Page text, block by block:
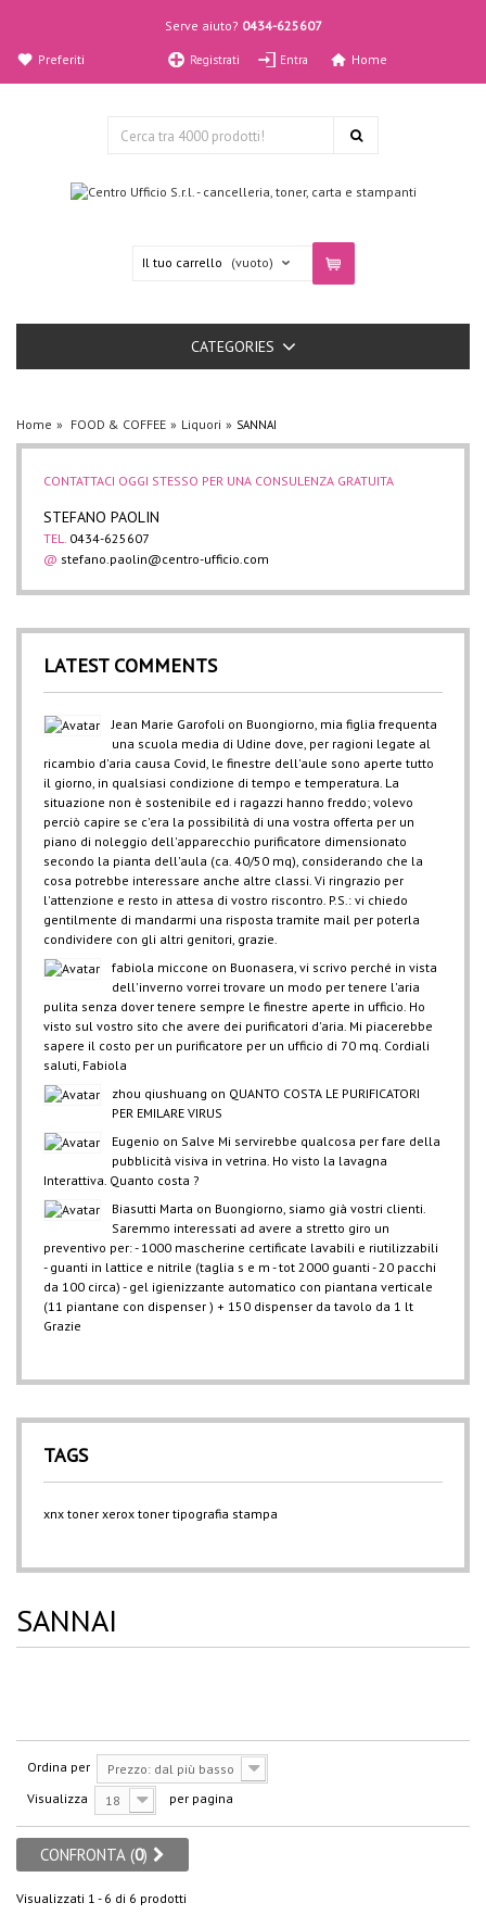
Serve aiuto? 0434-625607
Registrati Entra
Preferiti Home
Il tuo carrello (vuoto)
CATEGORIES
Home FOOD & COFFEE Liquori SANNAI
CONTATTACI OGGI STESSO PER UNA CONSULENZA GRATUITA
STEFANO PAOLIN
TEL.
0434-625607
@ stefano.paolin@centro-ufficio.com
LATEST COMMENTS
Jean Marie Garofoli on Buongiorno, mia figlia frequenta
una scuola media di Udine dove, per ragioni legate al
ricambio d'aria causa Covid, le finestre dell'aule sono aperte tutto
il giorno, in qualsiasi condizione di tempo e temperatura. La
situazione non è sostenibile ed i ragazzi hanno freddo; volevo
perciò capire se c'era la possibilità di una vostra offerta per un
piano di noleggio dell'apparecchio purificatore dimensionato
secondo la pianta dell'aula (ca. 40/50 mq), considerando che la
cosa potrebbe interessare anche altre classi. Vi ringrazio per
l'attenzione e resto in attesa di vostro riscontro. P.S.: vi chiedo
gentilmente di mandarmi una risposta tramite mail per poterla
condividere con gli altri genitori, grazie.
fabiola miccone on Buonasera, vi scrivo perché in vista
dell'inverno vorrei trovare un modo per tenere l'aria
pulita senza dover tenere sempre le finestre aperte in ufficio. Ho
visto sul vostro sito che avere dei purificatori d'aria. Mi piacerebbe
sapere il costo per un purificatore per un ufficio di 70 mq. Cordiali
saluti, Fabiola
zhou qiushuang on QUANTO COSTA LE PURIFICATORI
PER EMILARE VIRUS
Eugenio on Salve Mi servirebbe qualcosa per fare della
pubblicità visiva in vetrina. Ho visto la lavagna
Interattiva. Quanto costa ?
Biasutti Marta on Buongiorno, siamo già vostri clienti.
Saremmo interessati ad avere a stretto giro un
preventivo per: - 1000 mascherine certificate lavabili e riutilizzabili
- guanti in lattice e nitrile (taglia s e m - tot 2000 guanti - 20 pacchi
da 100 circa) - gel igienizzante automatico con piantana verticale
(11 piantane con dispenser ) + 150 dispenser da tavolo da 1 lt
Grazie
TAGS
xnx toner xerox toner tipografia stampa
SANNAI
Ordina per
Prezzo: dal più basso
Visualizza
18 per pagina
CONFRONTA (0)
Visualizzati 1 - 6 di 6 prodotti